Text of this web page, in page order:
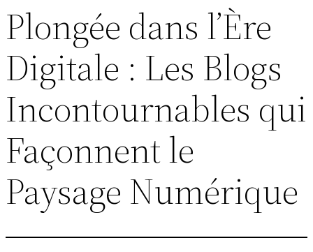
Plongée dans l’Ère
Digitale : Les Blogs
Incontournables qui
Façonnent le
Paysage Numérique